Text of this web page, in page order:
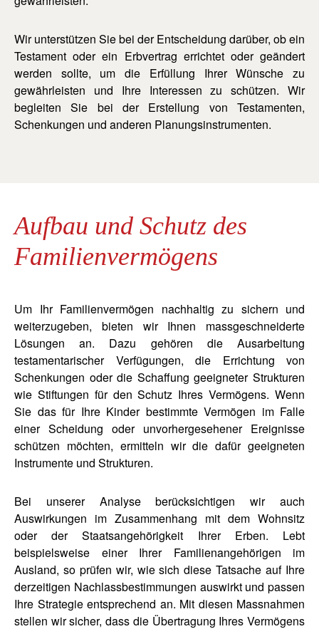
Wir unterstützen Sie bei der Entscheidung darüber, ob ein
Testament oder ein Erbvertrag errichtet oder geändert
werden sollte, um die Erfüllung Ihrer Wünsche zu
gewährleisten und Ihre Interessen zu schützen. Wir
begleiten Sie bei der Erstellung von Testamenten,
Schenkungen und anderen Planungsinstrumenten.
Aufbau und Schutz des
Familienvermögens
Um Ihr Familienvermögen nachhaltig zu sichern und
weiterzugeben, bieten wir Ihnen massgeschneiderte
Lösungen an. Dazu gehören die Ausarbeitung
testamentarischer Verfügungen, die Errichtung von
Schenkungen oder die Schaffung geeigneter Strukturen
wie Stiftungen für den Schutz Ihres Vermögens. Wenn
Sie das für Ihre Kinder bestimmte Vermögen im Falle
einer Scheidung oder unvorhergesehener Ereignisse
schützen möchten, ermitteln wir die dafür geeigneten
Instrumente und Strukturen.
Bei unserer Analyse berücksichtigen wir auch
Auswirkungen im Zusammenhang mit dem Wohnsitz
oder der Staatsangehörigkeit Ihrer Erben. Lebt
beispielsweise einer Ihrer Familienangehörigen im
Ausland, so prüfen wir, wie sich diese Tatsache auf Ihre
derzeitigen Nachlassbestimmungen auswirkt und passen
Ihre Strategie entsprechend an. Mit diesen Massnahmen
stellen wir sicher, dass die Übertragung Ihres Vermögens